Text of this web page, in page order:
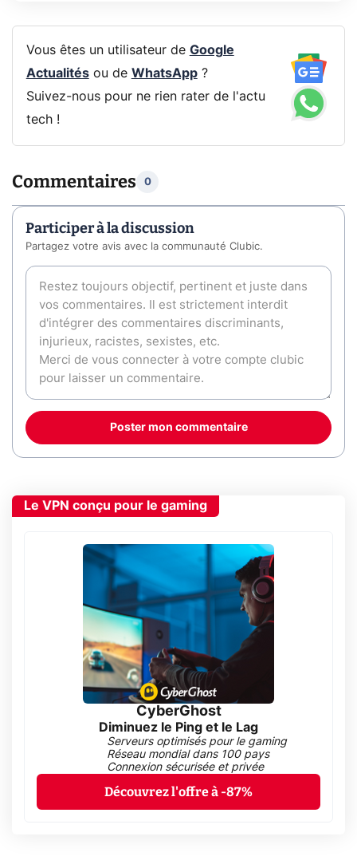
Vous êtes un utilisateur de Google
Actualitésou de WhatsApp?
Suivez-nous pour ne rien rater de l'actu
tech !
Commentaires 0
Participer à la discussion
Partagez votre avis avec la communauté Clubic.
Poster mon commentaire
Le VPN conçu pour le gaming
CyberGhost
Diminuez le Ping et le Lag
Serveurs optimisés pour le gaming
Réseau mondial dans 100 pays
Connexion sécurisée et privée
Découvrez l'offre à -87%